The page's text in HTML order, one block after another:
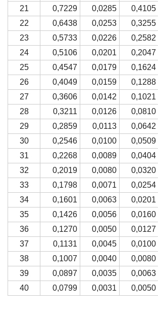
21
0,7229 0,0285
0,4105
22
0,6438 0,0253
0,3255
23
0,5733 0,0226
0,2582
24
0,5106 0,0201
0,2047
25
0,4547 0,0179
0,1624
26
0,4049 0,0159
0,1288
27
0,3606 0,0142
0,1021
28
0,3211 0,0126
0,0810
29
0,2859 0,0113
0,0642
30
0,2546 0,0100
0,0509
31
0,2268 0,0089
0,0404
32
0,2019 0,0080
0,0320
33
0,1798 0,0071
0,0254
34
0,1601 0,0063
0,0201
35
0,1426 0,0056
0,0160
36
0,1270 0,0050
0,0127
37
0,1131 0,0045
0,0100
38
0,1007 0,0040
0,0080
39
0,0897 0,0035
0,0063
40
0,0799 0,0031 0,0050